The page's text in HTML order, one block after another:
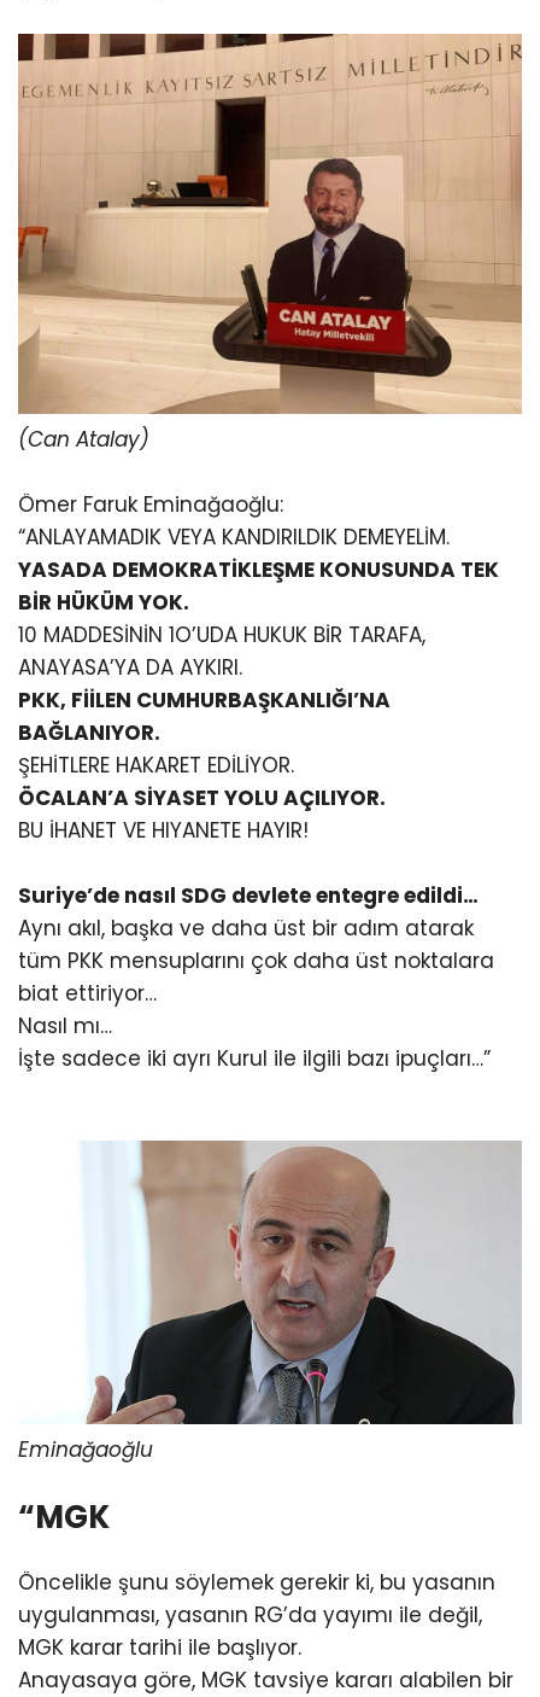
(Can Atalay)
Ömer Faruk Eminağaoğlu:
“ANLAYAMADIK VEYA KANDIRILDIK DEMEYELİM.
YASADA DEMOKRATİKLEŞME KONUSUNDA TEK
BİR HÜKÜM YOK.
10 MADDESİNİN 1O’UDA HUKUK BİR TARAFA,
ANAYASA’YA DA AYKIRI.
PKK, FİİLEN CUMHURBAŞKANLIĞI’NA
BAĞLANIYOR.
ŞEHİTLERE HAKARET EDİLİYOR.
ÖCALAN’A SİYASET YOLU AÇILIYOR.
BU İHANET VE HIYANETE HAYIR!
Suriye’de nasıl SDG devlete entegre edildi…
Aynı akıl, başka ve daha üst bir adım atarak
tüm PKK mensuplarını çok daha üst noktalara
biat ettiriyor…
Nasıl mı…
İşte sadece iki ayrı Kurul ile ilgili bazı ipuçları…”
Eminağaoğlu
“MGK
Öncelikle şunu söylemek gerekir ki, bu yasanın
uygulanması, yasanın RG’da yayımı ile değil,
MGK karar tarihi ile başlıyor.
Anayasaya göre, MGK tavsiye kararı alabilen bir